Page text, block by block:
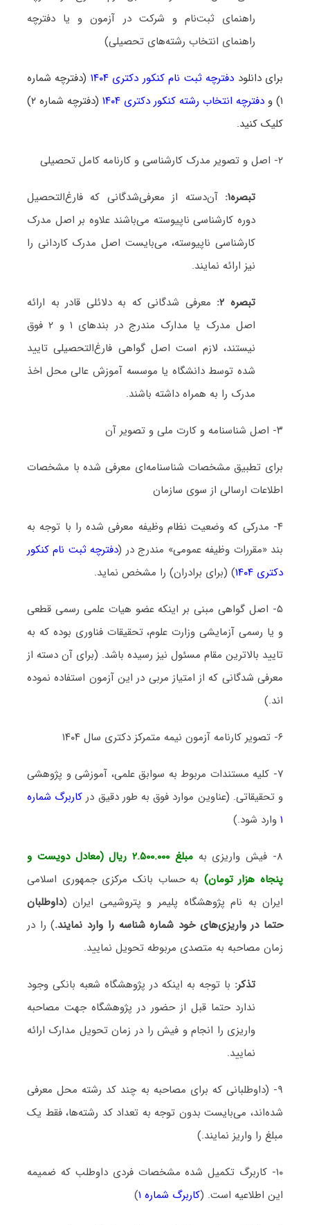
راهنمای ثبت‌نام و شرکت در آزمون و یا دفترچه
راهنمای انتخاب رشته‌های تحصیلی)
برای دانلود دفترچه ثبت نام کنکور دکتری ۱۴۰۴
(دفترچه شماره
۱) و
دفترچه انتخاب رشته کنکور دکتری ۱۴۰۴
(دفترچه شماره ۲)
کلیک کنید.
۲- اصل و تصویر مدرک کارشناسی و کارنامه کامل تحصیلی
تبصره۱:
آن‌دسته از معرفی‌شدگانی که فارغ‌التحصیل
دوره کارشناسی ناپیوسته می‌باشند علاوه بر اصل مدرک
کارشناسی ناپیوسته، می‌بایست اصل مدرک کاردانی را
نیز ارائه نمایند.
تبصره ۲:
معرفی شدگانی که به دلائلی قادر به ارائه
اصل مدرک یا مدارک مندرج در بندهای ۱ و ۲ فوق
نیستند، لازم است اصل گواهی فارغ‌التحصیلی تایید
شده توسط دانشگاه یا موسسه آموزش عالی محل اخذ
مدرک را به همراه داشته باشند.
۳- اصل شناسنامه و کارت ملی و تصویر آن
برای تطبیق مشخصات شناسنامه‌ای معرفی شده با مشخصات
اطلاعات ارسالی از سوی سازمان
۴- مدرکی که وضعیت نظام وظیفه معرفی شده را با توجه به
بند «مقررات وظیفه عمومی» مندرج در (دفترچه ثبت نام کنکور
دکتری ۱۴۰۴
) (برای برادران) را مشخص نماید.
۵- اصل گواهی مبنی بر اینکه عضو هیات علمی رسمی قطعی
و یا رسمی آزمایشی وزارت علوم، تحقیقات فناوری بوده که به
تایید بالاترین مقام مسئول نیز رسیده باشد. (برای آن دسته از
معرفی شدگانی که از امتیاز مربی در این آزمون استفاده نموده
اند.)
۶- تصویر کارنامه آزمون نیمه متمرکز دکتری سال ۱۴۰۴
۷- کلیه مستندات مربوط به سوابق علمی، آموزشی و پژوهشی
و تحقیقاتی. (عناوین موارد فوق به طور دقیق در کاربرگ شماره
۱وارد شود.)
۸- فیش واریزی به
مبلغ ۲.۵۰۰.۰۰۰ ریال (معادل دویست و
پنجاه هزار تومان) به حساب بانک مرکزی جمهوری اسلامی
ایران به نام پژوهشگاه پلیمر و پتروشیمی ایران (داوطلبان
حتما در واریزی‌های خود شماره شناسه را وارد نمایند.) را در
زمان مصاحبه به متصدی مربوطه تحویل نمایید.
تذکر: با توجه به اینکه در پژوهشگاه شعبه بانکی وجود
ندارد حتما قبل از حضور در پژوهشگاه جهت مصاحبه
واریزی را انجام و فیش را در زمان تحویل مدارک ارائه
نمایید.
۹- (داوطلبانی که برای مصاحبه به چند کد رشته محل معرفی
شده‌اند، می‌بایست بدون توجه به تعداد کد رشته‌ها، فقط یک
مبلغ را واریز نمایند.)
۱۰- کاربرگ تکمیل شده مشخصات فردی داوطلب که ضمیمه
این اطلاعیه است. (کاربرگ شماره ۱ )